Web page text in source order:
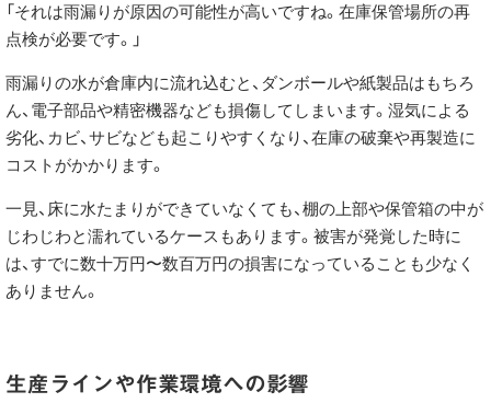
「それは雨漏りが原因の可能性が高いですね。在庫保管場所の再
点検が必要です。」
雨漏りの水が倉庫内に流れ込むと、ダンボールや紙製品はもちろ
ん、電子部品や精密機器なども損傷してしまいます。湿気による
劣化、カビ、サビなども起こりやすくなり、在庫の破棄や再製造に
コストがかかります。
一見、床に水たまりができていなくても、棚の上部や保管箱の中が
じわじわと濡れているケースもあります。被害が発覚した時に
は、すでに数十万円〜数百万円の損害になっていることも少なく
ありません。
生産ラインや作業環境への影響